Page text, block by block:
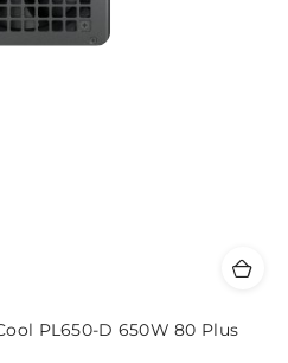
PL650-D 650W 80 Plus